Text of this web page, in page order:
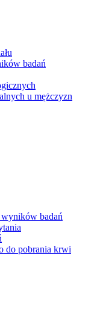
badań
u mężczyzn
badań
do pobrania krwi